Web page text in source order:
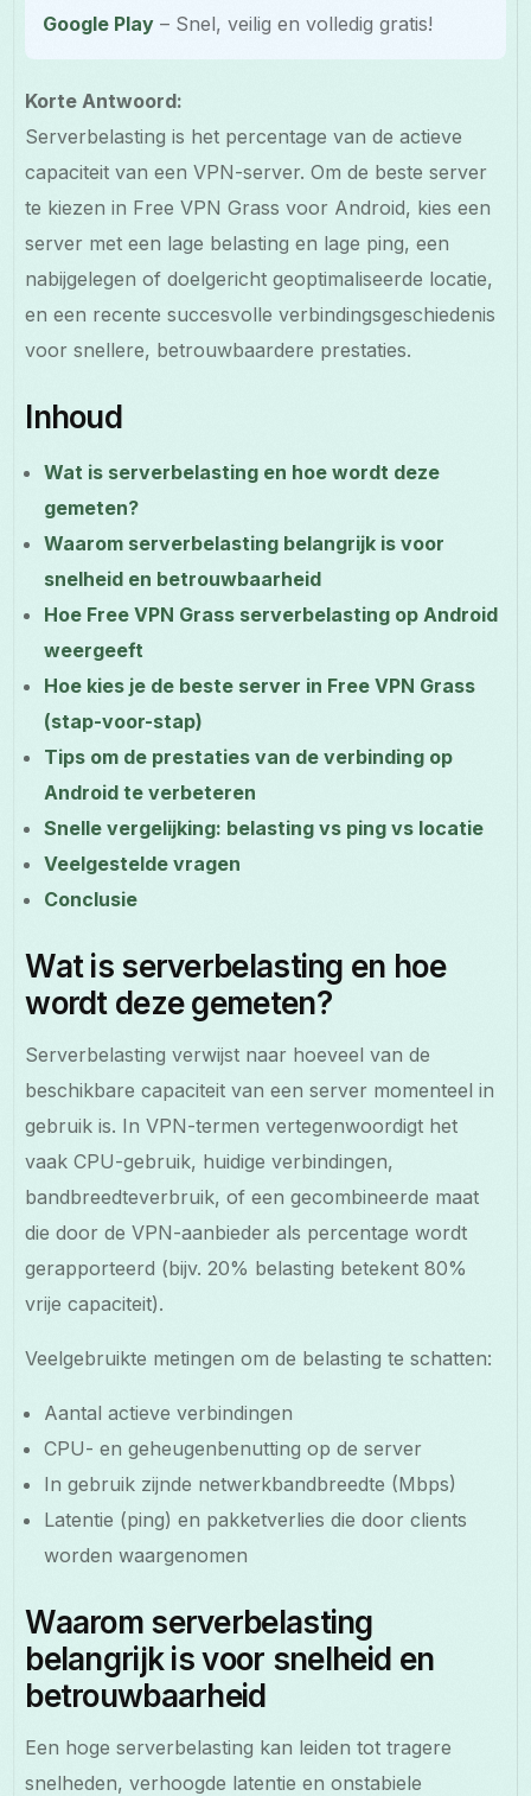
Google Play – Snel, veilig en volledig gratis!
Korte Antwoord:
Serverbelasting is het percentage van de actieve
capaciteit van een VPN-server. Om de beste server
te kiezen in Free VPN Grass voor Android, kies een
server met een lage belasting en lage ping, een
nabijgelegen of doelgericht geoptimaliseerde locatie,
en een recente succesvolle verbindingsgeschiedenis
voor snellere, betrouwbaardere prestaties.
Inhoud
Wat is serverbelasting en hoe wordt deze
gemeten?
Waarom serverbelasting belangrijk is voor
snelheid en betrouwbaarheid
Hoe Free VPN Grass serverbelasting op Android
weergeeft
Hoe kies je de beste server in Free VPN Grass
(stap-voor-stap)
Tips om de prestaties van de verbinding op
Android te verbeteren
Snelle vergelijking: belasting vs ping vs locatie
Veelgestelde vragen
Conclusie
Wat is serverbelasting en hoe
wordt deze gemeten?
Serverbelasting verwijst naar hoeveel van de
beschikbare capaciteit van een server momenteel in
gebruik is. In VPN-termen vertegenwoordigt het
vaak CPU-gebruik, huidige verbindingen,
bandbreedteverbruik, of een gecombineerde maat
die door de VPN-aanbieder als percentage wordt
gerapporteerd (bijv. 20% belasting betekent 80%
vrije capaciteit).
Veelgebruikte metingen om de belasting te schatten:
Aantal actieve verbindingen
CPU- en geheugenbenutting op de server
In gebruik zijnde netwerkbandbreedte (Mbps)
Latentie (ping) en pakketverlies die door clients
worden waargenomen
Waarom serverbelasting
belangrijk is voor snelheid en
betrouwbaarheid
Een hoge serverbelasting kan leiden tot tragere
snelheden, verhoogde latentie en onstabiele